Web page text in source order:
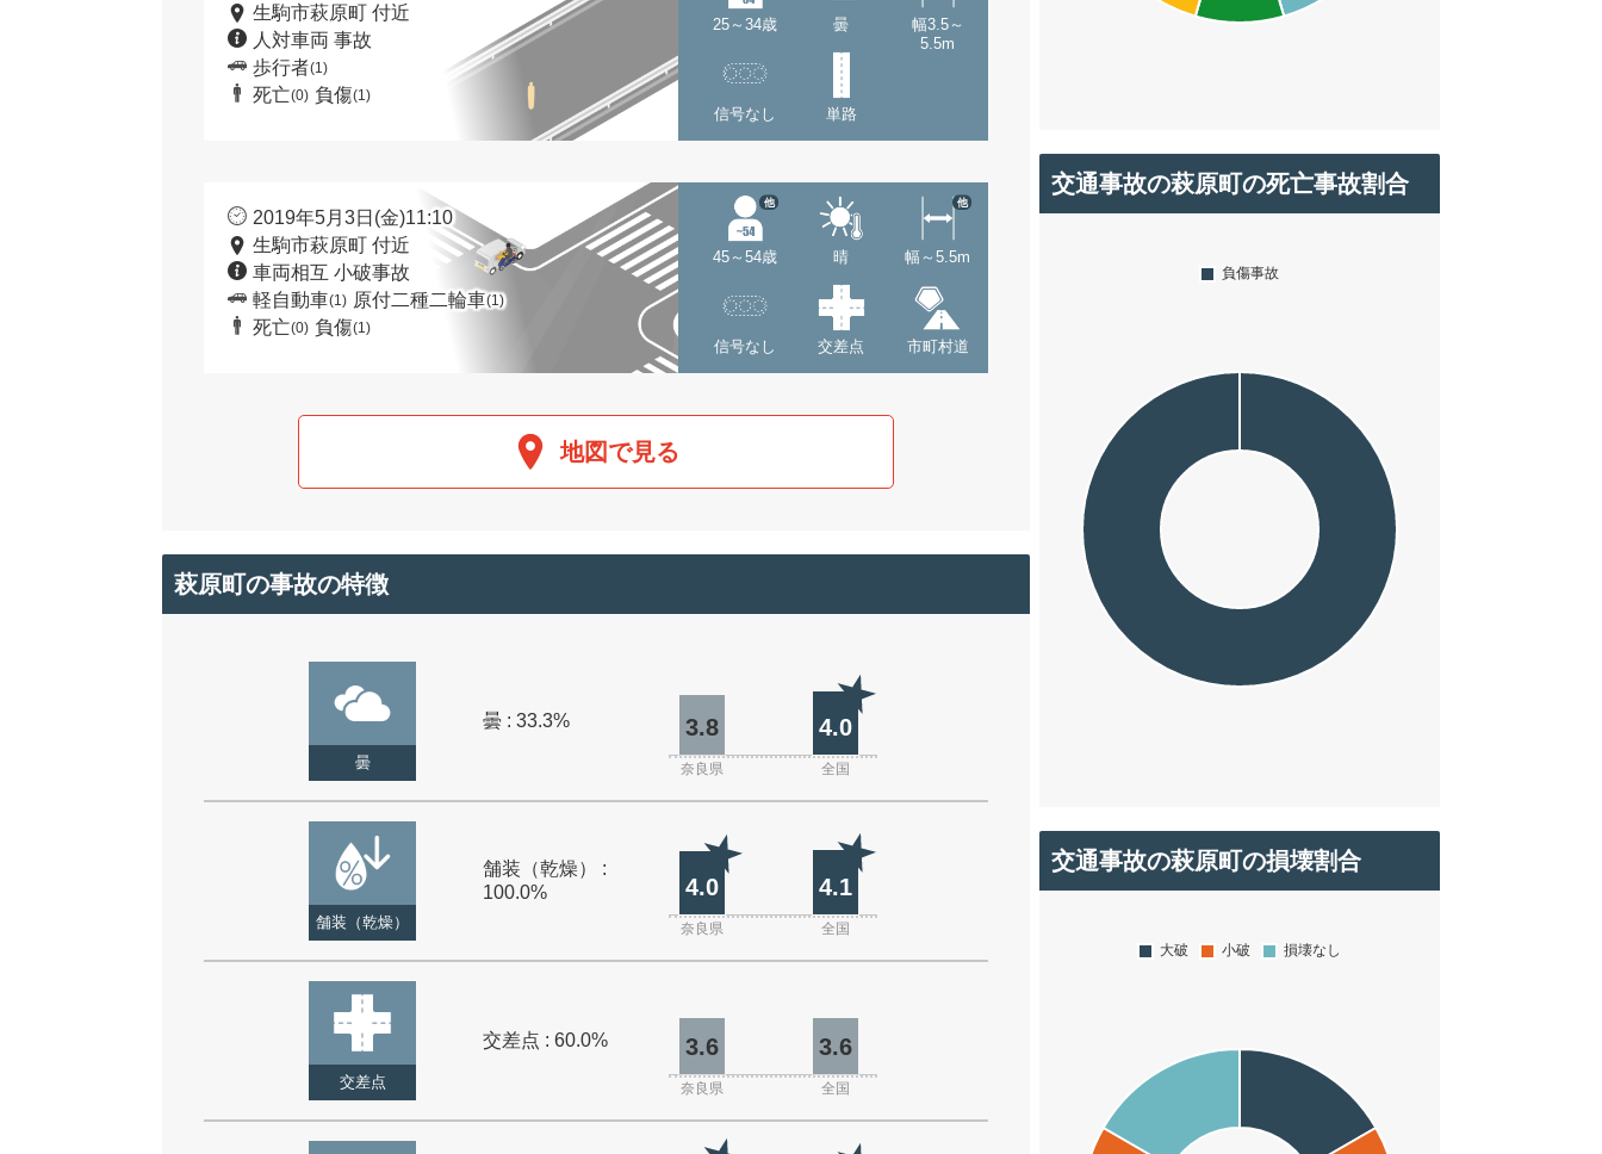
生駒市萩原町 付近
人対車両 事故
歩行者(1)
死亡(0) 負傷(1)
25～34歳 曇
幅3.5～
5.5m
信号なし 単路
2019年5月3日(金)11:10
生駒市萩原町 付近
車両相互 小破事故
軽自動車(1) 原付二種二輪車(1)
死亡(0) 負傷(1)
45～54歳
他
晴 幅～5.5m
他
信号なし 交差点 市町村道
地図で見る
萩原町の事故の特徴
曇
曇 : 33.3% 3.8 4.0
奈良県 全国
舗装（乾燥）
舗装（乾燥） :
100.0%
4.0 4.1
奈良県 全国
交差点
交差点 : 60.0% 3.6 3.6
奈良県 全国
交通事故の萩原町の死亡事故割合
交通事故の萩原町の損壊割合